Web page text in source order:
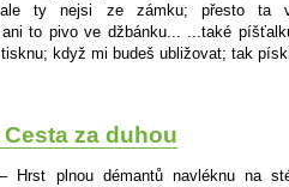
ty nejsi ze zámku; přesto ta
ani to pivo ve džbánku... ...také
když mi budeš ubližovat; tak
za duhou
Hrst plnou démantů navléknu na